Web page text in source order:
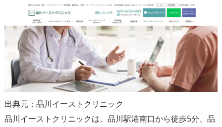
出典元：品川イーストクリニック
品川イーストクリニックは、品川駅港南口から徒歩5分、品